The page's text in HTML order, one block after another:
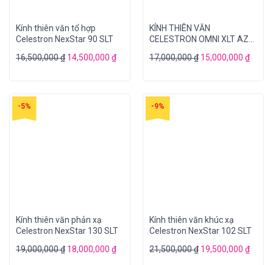
Kính thiên văn tổ hợp
Celestron NexStar 90 SLT
16,500,000₫ 14,500,000 ₫
KÍNH THIÊN VĂN
CELESTRON OMNI XLT AZ
17,000,000₫ 15,000,000 ₫
-5%
Kính thiên văn phản xạ
Celestron NexStar 130 SLT
19,000,000₫ 18,000,000 ₫
-9%
Kính thiên văn khúc xạ
Celestron NexStar 102 SLT
21,500,000₫ 19,500,000 ₫